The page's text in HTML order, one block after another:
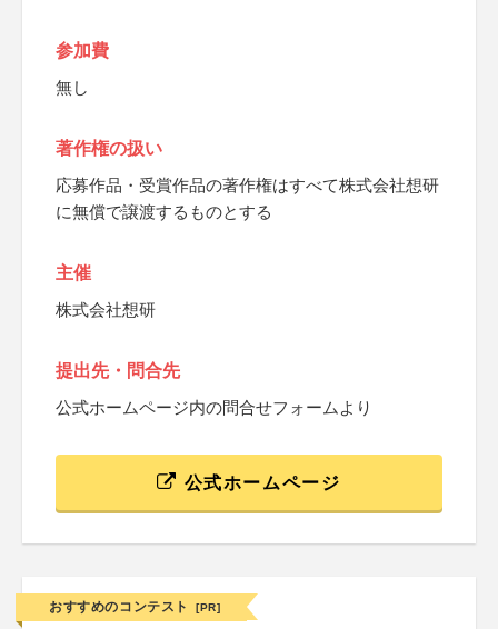
参加費
無し
著作権の扱い
応募作品・受賞作品の著作権はすべて株式会社想研
に無償で譲渡するものとする
主催
株式会社想研
提出先・問合先
公式ホームページ内の問合せフォームより
公式ホームページ
おすすめのコンテスト [PR]